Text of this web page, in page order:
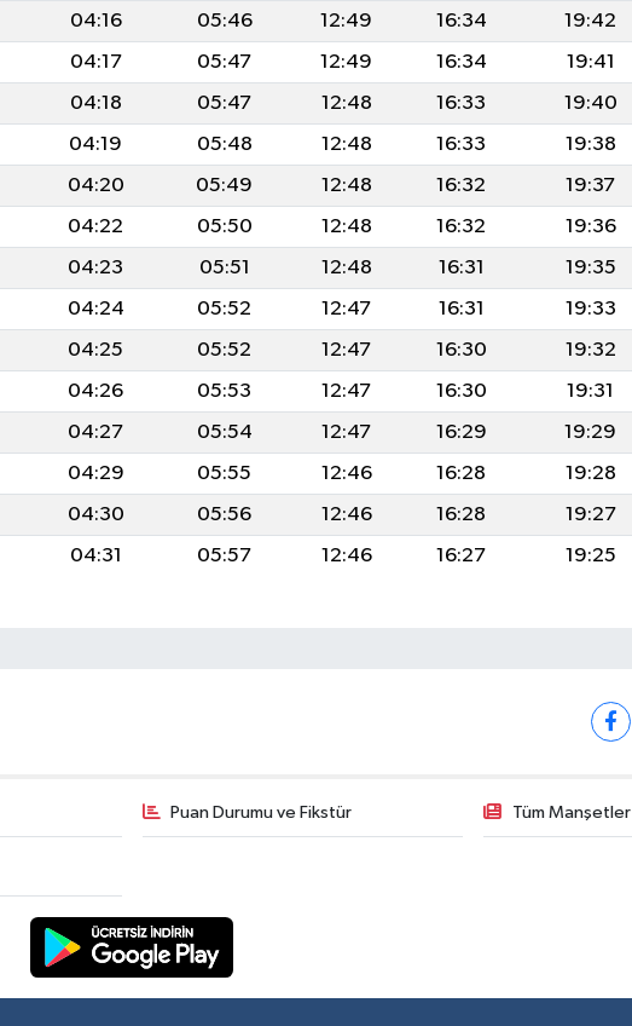
04:16 05:46 12:49 16:34 19:42
04:17 05:47 12:49 16:34 19:41
04:18 05:47 12:48 16:33 19:40
04:19 05:48 12:48 16:33 19:38
04:20 05:49 12:48 16:32 19:37
04:22 05:50 12:48 16:32 19:36
04:23 05:51 12:48 16:31 19:35
04:24 05:52 12:47 16:31 19:33
04:25 05:52 12:47 16:30 19:32
04:26 05:53 12:47 16:30 19:31
04:27 05:54 12:47 16:29 19:29
04:29 05:55 12:46 16:28 19:28
04:30 05:56 12:46 16:28 19:27
04:31 05:57 12:46 16:27 19:25
Puan Durumu ve Fikstür Tüm Manşetler